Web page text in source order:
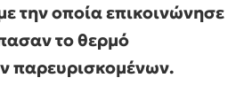
την οποία επικοινώνησε
το θερμό
παρευρισκομένων.